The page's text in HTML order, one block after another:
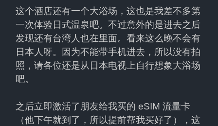
这个酒店还有一个大浴场，这也是我差不多第
一次体验日式温泉吧。不过意外的是进去之后
发现还有台湾人也在里面。看来这么晚不会有
日本人呀。因为不能带手机进去，所以没有拍
照，请各位还是从日本电视上自行想象大浴场
吧。
之后立即激活了朋友给我买的 eSIM 流量卡
（他下午就到了，所以提前帮我买好了），这